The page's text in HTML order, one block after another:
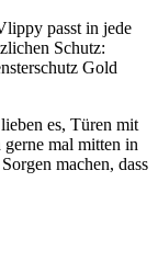
passt in jede
Schutz:
Gold
es, Türen mit
mal mitten in
machen, dass